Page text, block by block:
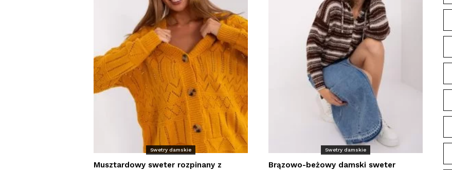
Swetry damskie
Musztardowy sweter rozpinany z
Swetry damskie
Brązowo-beżowy damski sweter